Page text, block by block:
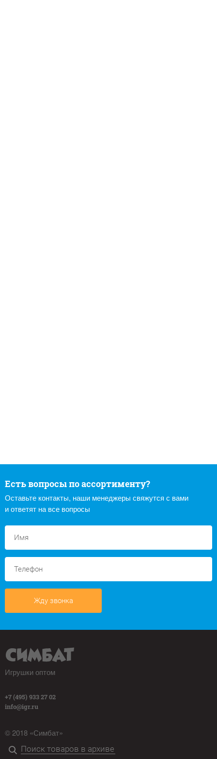
Есть вопросы по ассортименту?
Оставьте контакты, наши менеджеры свяжутся с вами
и ответят на все вопросы
Жду звонка
Игрушки оптом
+7 (495) 933 27 02
info@igr.ru
© 2018 «Симбат»